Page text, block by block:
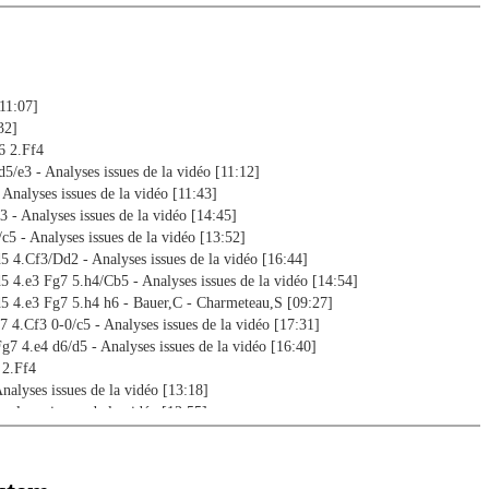
2.Ff4
e3 - Analyses issues de la vidéo [11:12]
issues de la vidéo [11:43]
- Analyses issues de la vidéo [14:45]
- Analyses issues de la vidéo [13:52]
4.Cf3/Dd2 - Analyses issues de la vidéo [16:44]
4.e3 Fg7 5.h4/Cb5 - Analyses issues de la vidéo [14:54]
4.e3 Fg7 5.h4 h6 - Bauer,C - Charmeteau,S [09:27]
4.Cf3 0-0/c5 - Analyses issues de la vidéo [17:31]
4.e4 d6/d5 - Analyses issues de la vidéo [16:40]
issues de la vidéo [13:18]
issues de la vidéo [13:55]